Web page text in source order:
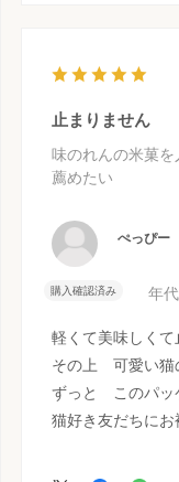
止まりません
味のれんの米菓
薦めたい
ぺっぴー
購入確認済み 年
軽くて美味しくて
その上 可愛い猫
ずっと このパッ
猫好き友だちにお